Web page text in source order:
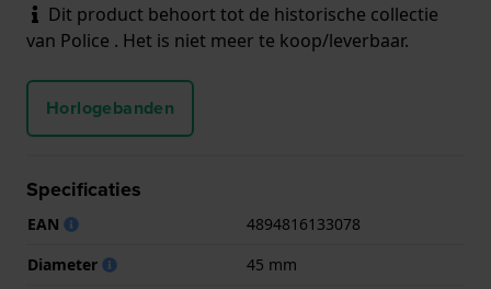
Dit product behoort tot de historische collectie
van Police . Het is niet meer te koop/leverbaar.
Horlogebanden
Specificaties
EAN
4894816133078
Diameter
45 mm